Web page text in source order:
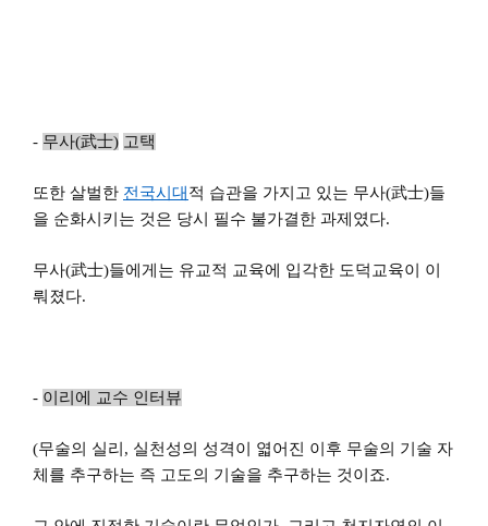
- 무사(武士) 고택
또한 살벌한 전국시대 적 습관을 가지고 있는 무사(武士)들
을 순화시키는 것은 당시 필수 불가결한 과제였다.
무사(武士)들에게는 유교적 교육에 입각한 도덕교육이 이
뤄졌다.
- 이리에 교수 인터뷰
(무술의 실리, 실천성의 성격이 엷어진 이후 무술의 기술 자
체를 추구하는 즉 고도의 기술을 추구하는 것이죠.